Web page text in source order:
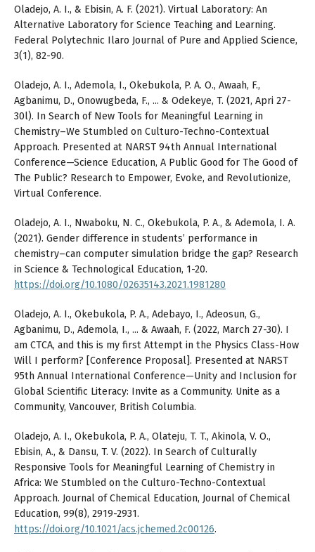
Oladejo, A. I., & Ebisin, A. F. (2021). Virtual Laboratory: An
Alternative Laboratory for Science Teaching and Learning.
Federal Polytechnic Ilaro Journal of Pure and Applied Science,
3(1), 82-90.
Oladejo, A. I., Ademola, I., Okebukola, P. A. O., Awaah, F.,
Agbanimu, D., Onowugbeda, F., ... & Odekeye, T. (2021, Apri 27-
30l). In Search of New Tools for Meaningful Learning in
Chemistry–We Stumbled on Culturo-Techno-Contextual
Approach. Presented at NARST 94th Annual International
Conference—Science Education, A Public Good for The Good of
The Public? Research to Empower, Evoke, and Revolutionize,
Virtual Conference.
Oladejo, A. I., Nwaboku, N. C., Okebukola, P. A., & Ademola, I. A.
(2021). Gender difference in students’ performance in
chemistry–can computer simulation bridge the gap? Research
in Science & Technological Education, 1-20.
https://doi.org/10.1080/02635143.2021.1981280
Oladejo, A. I., Okebukola, P. A., Adebayo, I., Adeosun, G.,
Agbanimu, D., Ademola, I., ... & Awaah, F. (2022, March 27-30). I
am CTCA, and this is my first Attempt in the Physics Class-How
Will I perform? [Conference Proposal]. Presented at NARST
95th Annual International Conference—Unity and Inclusion for
Global Scientific Literacy: Invite as a Community. Unite as a
Community, Vancouver, British Columbia.
Oladejo, A. I., Okebukola, P. A., Olateju, T. T., Akinola, V. O.,
Ebisin, A., & Dansu, T. V. (2022). In Search of Culturally
Responsive Tools for Meaningful Learning of Chemistry in
Africa: We Stumbled on the Culturo-Techno-Contextual
Approach. Journal of Chemical Education, Journal of Chemical
Education, 99(8), 2919-2931.
https://doi.org/10.1021/acs.jchemed.2c00126.